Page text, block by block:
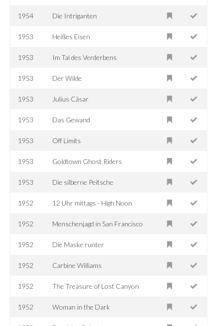
1954 Die Intriganten
1953 Heißes Eisen
1953 Im Tal des Verderbens
1953 Der Wilde
1953 Julius Cäsar
1953 Das Gewand
1953 Off Limits
1953 Goldtown Ghost Riders
1953 Die silberne Peitsche
1952 12 Uhr mittags - High Noon
1952 Menschenjagd in San Francisco
1952 Die Maske runter
1952 Carbine Williams
1952 The Treasure of Lost Canyon
1952 Woman in the Dark